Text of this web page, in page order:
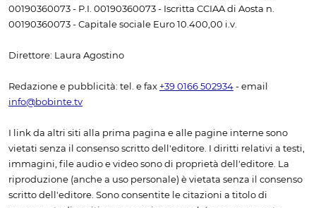
00190360073 - P.I. 00190360073 - Iscritta CCIAA di Aosta n.
00190360073 - Capitale sociale Euro 10.400,00 i.v.
Direttore: Laura Agostino
Redazione e pubblicità: tel. e fax +39 0166 502934 - email
info@bobinte.tv
I link da altri siti alla prima pagina e alle pagine interne sono
vietati senza il consenso scritto dell'editore. I diritti relativi a testi,
immagini, file audio e video sono di proprietà dell'editore. La
riproduzione (anche a uso personale) è vietata senza il consenso
scritto dell'editore. Sono consentite le citazioni a titolo di